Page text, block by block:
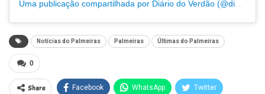
Notícias do Palmeiras Palmeiras Últimas do Palmeiras
0
Share Facebook WhatsApp Twitter